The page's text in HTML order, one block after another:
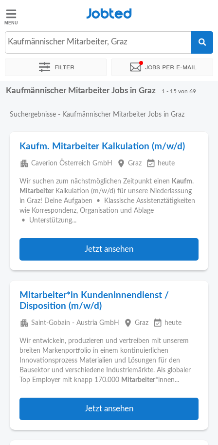
Jobted
Jobs
Jobted
Kaufmännischer Mitarbeiter, Graz
Filter Jobs per e-mail
Sortieren nach Genauer Standort Unternehmen
Kaufmännischer Mitarbeiter Jobs in Graz 1 - 15 von 69
Suchergebnisse - Kaufmännischer Mitarbeiter Jobs in Graz
Kaufm. Mitarbeiter Kalkulation (m/w/d)
apartment Caverion Österreich GmbH place Graz event_available heute
Wir suchen zum nächstmöglichen Zeitpunkt einen Kaufm.
Mitarbeiter Kalkulation (m/w/d) für unsere Niederlassung
in Graz! Deine Aufgaben • Klassische Assistenztätigkeiten
wie Korrespondenz, Organisation und Ablage
• Unterstützung...
Jetzt ansehen
Mitarbeiter*in Kundeninnendienst /
Disposition (m/w/d)
apartment Saint-Gobain - Austria GmbH place Graz event_available heute
Wir entwickeln, produzieren und vertreiben mit unserem
breiten Markenportfolio in einem kontinuierlichen
Innovationsprozess Materialien und Lösungen für den
Bausektor und verschiedene Industriemärkte. Als globaler
Top Employer mit knapp 170.000 Mitarbeiter*innen...
Jetzt ansehen